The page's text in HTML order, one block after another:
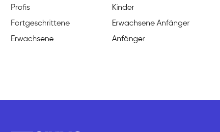
Profis
Kinder
Fortgeschrittene
Erwachsene Anfänger
Erwachsene
Anfänger